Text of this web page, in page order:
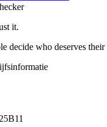
it.
decide who deserves